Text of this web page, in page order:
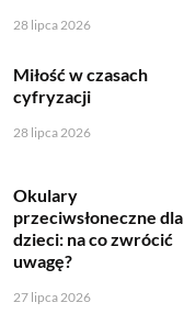
28 lipca 2026
Miłość w czasach
cyfryzacji
28 lipca 2026
Okulary
przeciwsłoneczne dla
dzieci: na co zwrócić
uwagę?
27 lipca 2026